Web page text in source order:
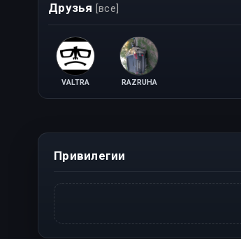
Друзья [все]
VALTRA RAZRUHA
Привилегии